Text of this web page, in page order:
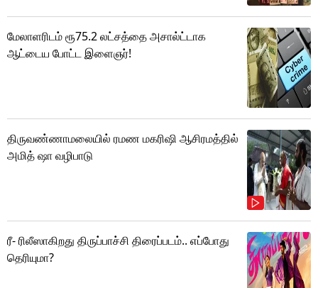
மேலாளரிடம் ரூ75.2 லட்சத்தை அசால்ட்டாக
ஆட்டைய போட்ட இளைஞர்!
திருவண்ணாமலையில் ரமண மகரிஷி ஆசிரமத்தில்
அமித் ஷா வழிபாடு
ரீ- ரிலீஸாகிறது திருப்பாச்சி திரைப்படம்.. எப்போது
தெரியுமா?